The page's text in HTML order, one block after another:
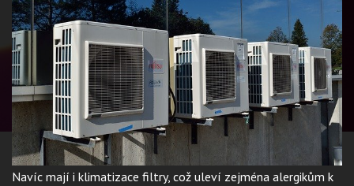
Navíc mají i klimatizace filtry, což uleví zejména alergikům k